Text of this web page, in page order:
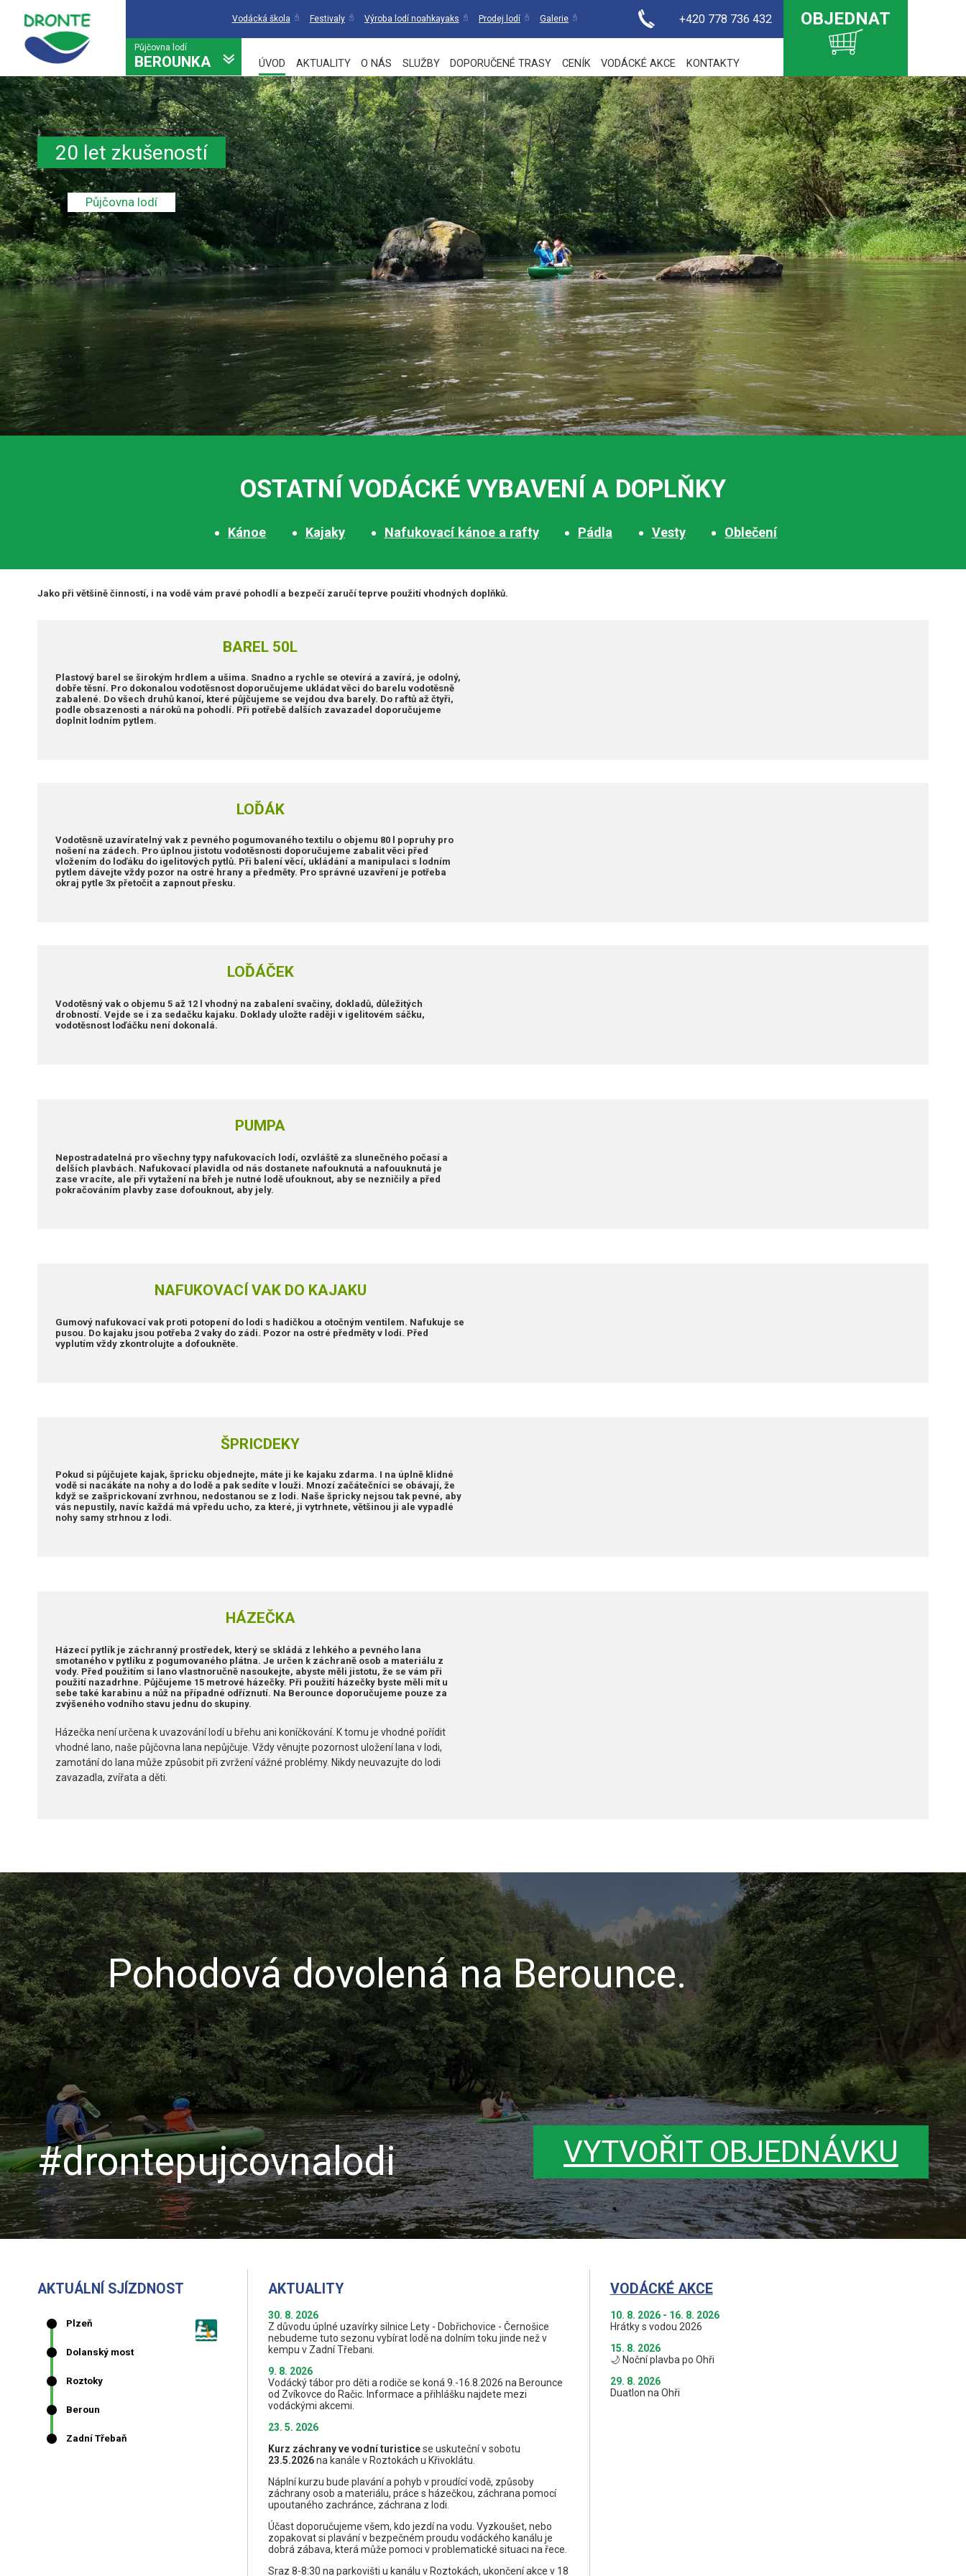
Vodácká škola Festivaly Výroba lodí noahkayaks Prodej lodí Galerie +420 778 736 432
Půjčovna lodí
BEROUNKA ÚVOD AKTUALITY O NÁS SLUŽBY DOPORUČENÉ TRASY CENÍK VODÁCKÉ AKCE KONTAKTY
OBJEDNAT
20 let zkušeností
Půjčovna lodí
OSTATNÍ VODÁCKÉ VYBAVENÍ A DOPLŇKY
Kánoe Kajaky Nafukovací kánoe a rafty Pádla Vesty Oblečení
Jako při většině činností, i na vodě vám pravé pohodlí a bezpečí zaručí teprve použití vhodných doplňků.
BAREL 50L
Plastový barel se širokým hrdlem a ušima. Snadno a rychle se otevírá a zavírá, je odolný,
dobře těsní. Pro dokonalou vodotěsnost doporučujeme ukládat věci do barelu vodotěsně
zabalené. Do všech druhů kanoí, které půjčujeme se vejdou dva barely. Do raftů až čtyři,
podle obsazenosti a nároků na pohodlí. Při potřebě dalších zavazadel doporučujeme
doplnit lodním pytlem.
LOĎÁK
Vodotěsně uzavíratelný vak z pevného pogumovaného textilu o objemu 80 l popruhy pro
nošení na zádech. Pro úplnou jistotu vodotěsnosti doporučujeme zabalit věci před
vložením do loďáku do igelitových pytlů. Při balení věcí, ukládání a manipulaci s lodním
pytlem dávejte vždy pozor na ostré hrany a předměty. Pro správné uzavření je potřeba
okraj pytle 3x přetočit a zapnout přesku.
LOĎÁČEK
Vodotěsný vak o objemu 5 až 12 l vhodný na zabalení svačiny, dokladů, důležitých
drobností. Vejde se i za sedačku kajaku. Doklady uložte raději v igelitovém sáčku,
vodotěsnost loďáčku není dokonalá.
PUMPA
Nepostradatelná pro všechny typy nafukovacích lodí, ozvláště za slunečného počasí a
delších plavbách. Nafukovací plavidla od nás dostanete nafouknutá a nafouuknutá je
zase vracíte, ale při vytažení na břeh je nutné lodě ufouknout, aby se nezničily a před
pokračováním plavby zase dofouknout, aby jely.
NAFUKOVACÍ VAK DO KAJAKU
Gumový nafukovací vak proti potopení do lodi s hadičkou a otočným ventilem. Nafukuje se
pusou. Do kajaku jsou potřeba 2 vaky do zádi. Pozor na ostré předměty v lodi. Před
vyplutím vždy zkontrolujte a dofoukněte.
ŠPRICDEKY
Pokud si půjčujete kajak, špricku objednejte, máte ji ke kajaku zdarma. I na úplně klidné
vodě si nacákáte na nohy a do lodě a pak sedíte v louži. Mnozí začátečníci se obávají, že
když se zašprickovaní zvrhnou, nedostanou se z lodi. Naše špricky nejsou tak pevné, aby
vás nepustily, navíc každá má vpředu ucho, za které, ji vytrhnete, většinou ji ale vypadlé
nohy samy strhnou z lodi.
HÁZEČKA
Házecí pytlík je záchranný prostředek, který se skládá z lehkého a pevného lana
smotaného v pytlíku z pogumovaného plátna. Je určen k záchraně osob a materiálu z
vody. Před použitím si lano vlastnoručně nasoukejte, abyste měli jistotu, že se vám při
použití nazadrhne. Půjčujeme 15 metrové házečky. Při použití házečky byste měli mít u
sebe také karabinu a nůž na případné odříznutí. Na Berounce doporučujeme pouze za
zvýšeného vodního stavu jednu do skupiny.
Házečka není určena k uvazování lodí u břehu ani koníčkování. K tomu je vhodné pořídit
vhodné lano, naše půjčovna lana nepůjčuje. Vždy věnujte pozornost uložení lana v lodi,
zamotání do lana může způsobit při zvržení vážné problémy. Nikdy neuvazujte do lodi
zavazadla, zvířata a děti.
Pohodová dovolená na Berounce.
#drontepujcovnalodi VYTVOŘIT OBJEDNÁVKU
AKTUÁLNÍ SJÍZDNOST AKTUALITY
30. 8. 2026
Z důvodu úplné uzavírky silnice Lety - Dobřichovice - Černošice
nebudeme tuto sezonu vybírat lodě na dolním toku jinde než v
kempu v Zadní Třebani.
9. 8. 2026
Vodácký tábor pro děti a rodiče se koná 9.-16.8.2026 na Berounce
od Zvíkovce do Račic. Informace a přihlášku najdete mezi
vodáckými akcemi.
23. 5. 2026
Kurz záchrany ve vodní turisticese uskuteční v sobotu
23.5.2026na kanále v Roztokách u Křivoklátu.
Náplní kurzu bude plavání a pohyb v proudící vodě, způsoby
záchrany osob a materiálu, práce s házečkou, záchrana pomocí
upoutaného zachránce, záchrana z lodi.
Účast doporučujeme všem, kdo jezdí na vodu. Vyzkoušet, nebo
zopakovat si plavání v bezpečném proudu vodáckého kanálu je
dobrá zábava, která může pomoci v problematické situaci na řece.
Sraz 8-8:30 na parkovišti u kanálu v Roztokách, ukončení akce v 18
VODÁCKÉ AKCE
10. 8. 2026 - 16. 8. 2026
Hrátky s vodou 2026
15. 8. 2026
🌙 Noční plavba po Ohři
29. 8. 2026
Duatlon na Ohři